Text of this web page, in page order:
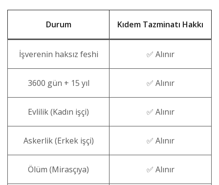
Durum Kıdem Tazminatı Hakkı
İşverenin haksız feshi ✅ Alınır
3600 gün + 15 yıl ✅ Alınır
Evlilik (Kadın işçi) ✅ Alınır
Askerlik (Erkek işçi) ✅ Alınır
Ölüm (Mirasçıya) ✅ Alınır